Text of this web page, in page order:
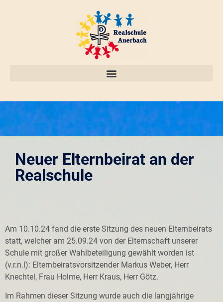
Neuer Elternbeirat an der
Realschule
Am 10.10.24 fand die erste Sitzung des neuen Elternbeirats
statt, welcher am 25.09.24 von der Elternschaft unserer
Schule mit großer Wahlbeteiligung gewählt worden ist
(v.r.n.l): Elternbeiratsvorsitzender Markus Weber, Herr
Knechtel, Frau Holme, Herr Kraus, Herr Götz.
Im Rahmen dieser Sitzung wurde auch die langjährige